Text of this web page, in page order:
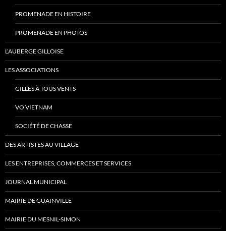
PROMENADE EN HISTOIRE
PROMENADE EN PHOTOS
L’AUBERGE GILLOISE
LES ASSOCIATIONS
GILLES À TOUS VENTS
VO VIETNAM
SOCIÉTÉ DE CHASSE
DES ARTISTES AU VILLAGE
LES ENTREPRISES, COMMERCES ET SERVICES
JOURNAL MUNICIPAL
MAIRIE DE GUAINVILLE
MAIRIE DU MESNIL-SIMON